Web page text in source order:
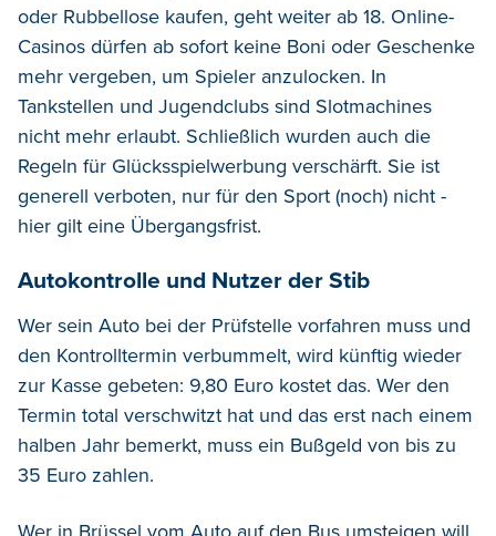
oder Rubbellose kaufen, geht weiter ab 18. Online-
Casinos dürfen ab sofort keine Boni oder Geschenke
mehr vergeben, um Spieler anzulocken. In
Tankstellen und Jugendclubs sind Slotmachines
nicht mehr erlaubt. Schließlich wurden auch die
Regeln für Glücksspielwerbung verschärft. Sie ist
generell verboten, nur für den Sport (noch) nicht -
hier gilt eine Übergangsfrist.
Autokontrolle und Nutzer der Stib
Wer sein Auto bei der Prüfstelle vorfahren muss und
den Kontrolltermin verbummelt, wird künftig wieder
zur Kasse gebeten: 9,80 Euro kostet das. Wer den
Termin total verschwitzt hat und das erst nach einem
halben Jahr bemerkt, muss ein Bußgeld von bis zu
35 Euro zahlen.